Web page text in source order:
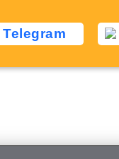
Telegram